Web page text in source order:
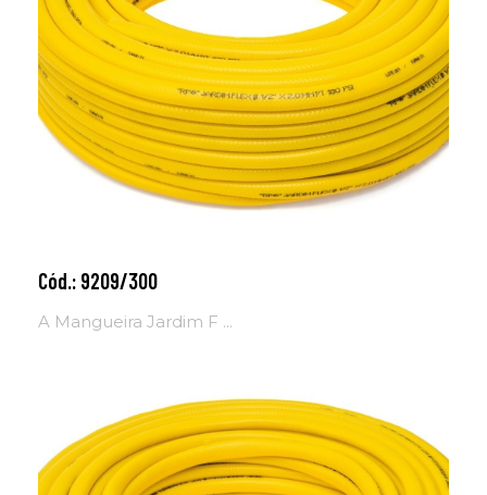
Cód.: 9209/300
A Mangueira Jardim F ...
Adicionar ao carrinho